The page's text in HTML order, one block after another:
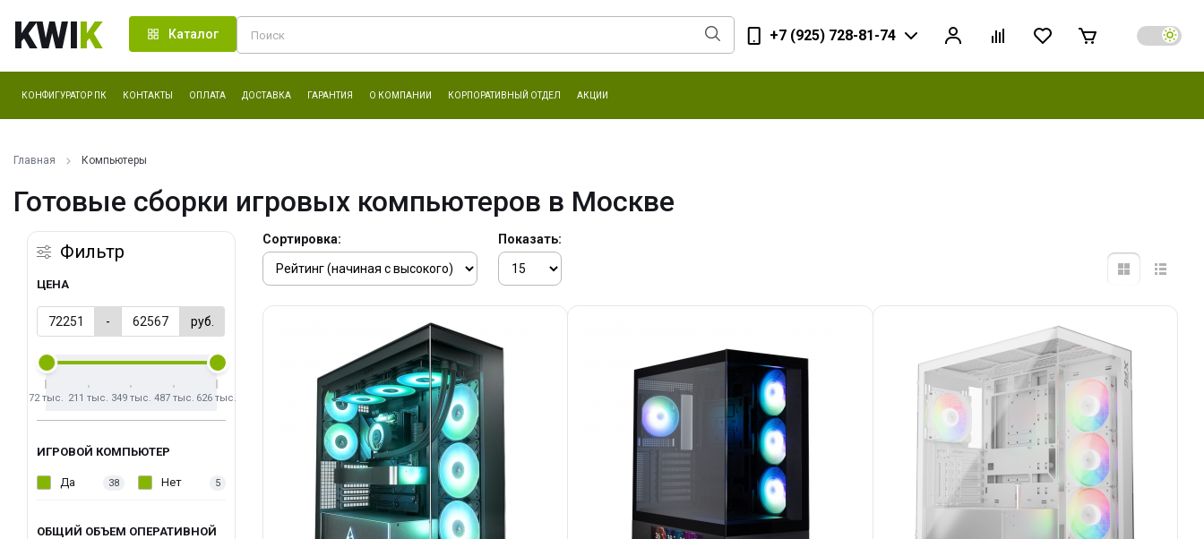
KWIK Каталог +7 (925) 728-81-74
КОНФИГУРАТОР ПК КОНТАКТЫ ОПЛАТА ДОСТАВКА ГАРАНТИЯ О КОМПАНИИ КОРПОРАТИВНЫЙ ОТДЕЛ АКЦИИ
Главная Компьютеры
Готовые сборки игровых компьютеров в Москве
Фильтр
ЦЕНА
- руб.
72 тыс. 211 тыс. 349 тыс. 487 тыс. 626 тыс.
ИГРОВОЙ КОМПЬЮТЕР
Да 38 Нет 5
ОБЩИЙ ОБЪЕМ ОПЕРАТИВНОЙ
Сортировка: Показать: